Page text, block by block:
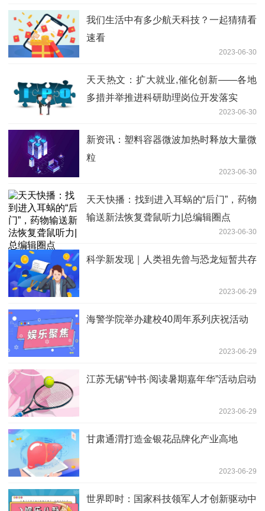
我们生活中有多少航天科技？一起猜猜看
速看
2023-06-30
天天热文：扩大就业,催化创新——各地
多措并举推进科研助理岗位开发落实
2023-06-30
新资讯：塑料容器微波加热时释放大量微
粒
2023-06-30
天天快播：找到进入耳蜗的“后门”，药物
输送新法恢复聋鼠听力|总编辑圈点
2023-06-30
科学新发现｜人类祖先曾与恐龙短暂共存
2023-06-29
海警学院举办建校40周年系列庆祝活动
2023-06-29
江苏无锡“钟书·阅读暑期嘉年华”活动启动
2023-06-29
甘肃通渭打造金银花品牌化产业高地
2023-06-29
世界即时：国家科技领军人才创新驱动中